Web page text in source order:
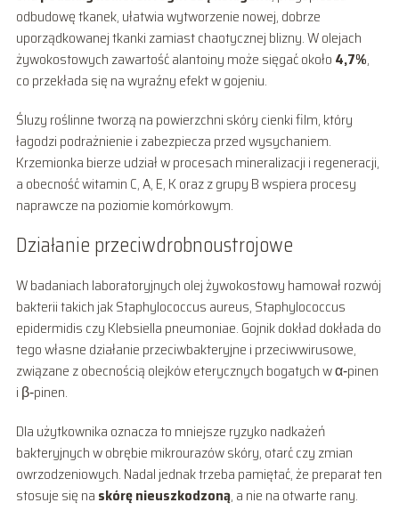
odbudowę tkanek, ułatwia wytworzenie nowej, dobrze
uporządkowanej tkanki zamiast chaotycznej blizny. W olejach
żywokostowych zawartość alantoiny może sięgać około 4,7%,
co przekłada się na wyraźny efekt w gojeniu.
Śluzy roślinne tworzą na powierzchni skóry cienki film, który
łagodzi podrażnienie i zabezpiecza przed wysychaniem.
Krzemionka bierze udział w procesach mineralizacji i regeneracji,
a obecność witamin C, A, E, K oraz z grupy B wspiera procesy
naprawcze na poziomie komórkowym.
Działanie przeciwdrobnoustrojowe
W badaniach laboratoryjnych olej żywokostowy hamował rozwój
bakterii takich jak Staphylococcus aureus, Staphylococcus
epidermidis czy Klebsiella pneumoniae. Gojnik dokład dokłada do
tego własne działanie przeciwbakteryjne i przeciwwirusowe,
związane z obecnością olejków eterycznych bogatych w α‑pinen
i β‑pinen.
Dla użytkownika oznacza to mniejsze ryzyko nadkażeń
bakteryjnych w obrębie mikrourazów skóry, otarć czy zmian
owrzodzeniowych. Nadal jednak trzeba pamiętać, że preparat ten
stosuje się na skórę nieuszkodzoną, a nie na otwarte rany.